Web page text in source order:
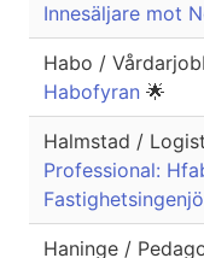
Innesäljare mot
Habo /
Habofyran 🌟
Halmstad /
Professional:
Haninge /